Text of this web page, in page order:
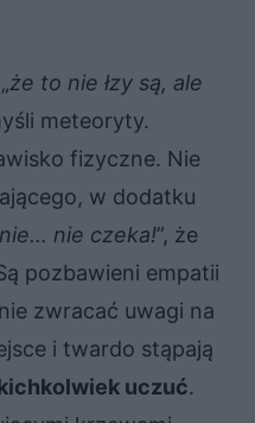
że to nie łzy są, ale
meteoryty.
fizyczne. Nie
w dodatku
nie czeka!”, że
pozbawieni empatii
zwracać uwagi na
i twardo stąpają
uczuć.